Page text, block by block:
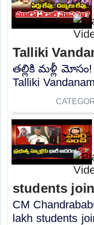
Talliki
తల్లికి మళ్లీ మోసం!
Talliki
students
CM
lakh students